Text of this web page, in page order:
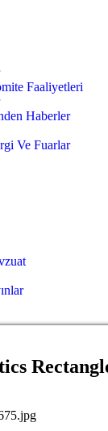
Faaliyetleri
Haberler
Ve Fuarlar